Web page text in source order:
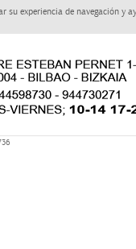
su experiencia de navegación